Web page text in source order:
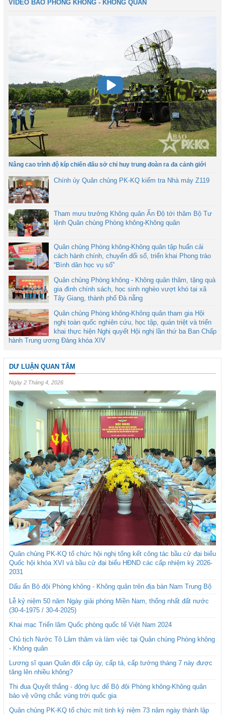
VIDEO BÁO PHÒNG KHÔNG - KHÔNG QUÂN
Nâng cao trình độ kíp chiến đấu sở chỉ huy trung đoàn ra đa cảnh giới
Chính ủy Quân chủng PK-KQ kiểm tra Nhà máy Z119
Tham mưu trưởng Không quân Ấn Độ tới thăm Bộ Tư
lệnh Quân chủng Phòng không-Không quân
Quân chủng Phòng không-Không quân tập huấn cải
cách hành chính, chuyển đổi số, triển khai Phong trào
“Bình dân học vụ số”
Quân chủng Phòng không - Không quân thăm, tặng quà
gia đình chính sách, học sinh nghèo vượt khó tại xã
Tây Giang, thành phố Đà nẵng
Quân chủng Phòng không-Không quân tham gia Hội
nghị toàn quốc nghiên cứu, học tập, quán triệt và triển
khai thực hiện Nghị quyết Hội nghị lần thứ ba Ban Chấp
hành Trung ương Đảng khóa XIV
DƯ LUẬN QUAN TÂM
Ngày 2 Tháng 4, 2026
Quân chủng PK-KQ tổ chức hội nghị tổng kết công tác bầu cử đại biểu
Quốc hội khóa XVI và bầu cử đại biểu HĐND các cấp nhiệm kỳ 2026-
2031
Dấu ấn Bộ đội Phòng không - Không quân trên địa bàn Nam Trung Bộ
Lễ kỷ niệm 50 năm Ngày giải phóng Miền Nam, thống nhất đất nước
(30-4-1975 / 30-4-2025)
Khai mạc Triển lãm Quốc phòng quốc tế Việt Nam 2024
Chủ tịch Nước Tô Lâm thăm và làm việc tại Quân chủng Phòng không
- Không quân
Lương sĩ quan Quân đội cấp úy, cấp tá, cấp tướng tháng 7 này được
tăng lên nhiều không?
Thi đua Quyết thắng - động lực để Bộ đội Phòng không-Không quân
bảo vệ vững chắc vùng trời quốc gia
Quân chủng PK-KQ tổ chức mít tinh kỷ niệm 73 năm ngày thành lập